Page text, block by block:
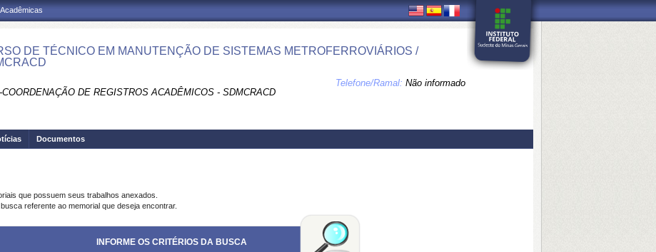
DE TÉCNICO EM MANUTENÇÃO DE SISTEMAS METROFERROVIÁRIOS /
COORDENAÇÃO DE REGISTROS ACADÊMICOS - SDMCRACD
Telefone/Ramal: Não informado
Documentos
que possuem seus trabalhos anexados.
referente ao memorial que deseja encontrar.
INFORME OS CRITÉRIOS DA BUSCA